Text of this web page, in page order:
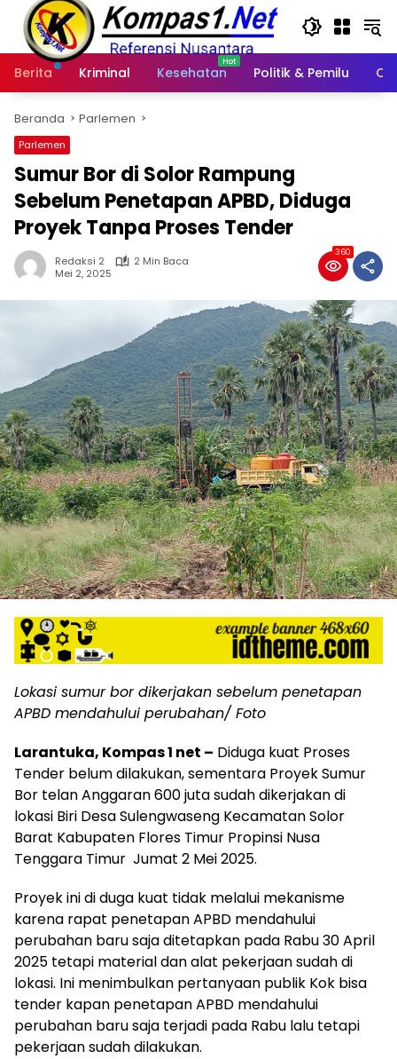
Langsung
konten
Berita
Kriminal Kesehatan Politik & Pemilu
Beranda Parlemen
Parlemen
Sumur Bor di Solor Rampung
Sebelum Penetapan APBD, Diduga
Proyek Tanpa Proses Tender
Redaksi 2
2 Min Baca
Mei 2, 2025
360
Lokasi sumur bor dikerjakan sebelum penetapan
APBD mendahului perubahan/ Foto
Larantuka, Kompas 1 net – Diduga kuat Proses
Tender belum dilakukan, sementara Proyek Sumur
Bor telan Anggaran 600 juta sudah dikerjakan di
lokasi Biri Desa Sulengwaseng Kecamatan Solor
Barat Kabupaten Flores Timur Propinsi Nusa
Tenggara Timur Jumat 2 Mei 2025.
Proyek ini di duga kuat tidak melalui mekanisme
karena rapat penetapan APBD mendahului
perubahan baru saja ditetapkan pada Rabu 30 April
2025 tetapi material dan alat pekerjaan sudah di
lokasi. Ini menimbulkan pertanyaan publik Kok bisa
tender kapan penetapan APBD mendahului
perubahan baru saja terjadi pada Rabu lalu tetapi
pekerjaan sudah dilakukan.